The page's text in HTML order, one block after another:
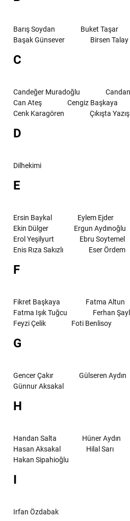
Barış Soydan
Buket Taşar
Başak Günsever
Birsen
C
Candeğer Muradoğlu
Candan
Can Ateş
Cengiz Başkaya
Cenk Karagören
Çıkışta
D
Dilhekimi
E
Ersin Baykal Eylem Ejder
Ekin Dülger
Ergun Aydınoğlu
Erol Yeşilyurt
Ebru Soytemel
Enis Rıza Sakızlı
Eser Ördem
F
Fikret Başkaya
Fatma Altun
Fatma Işık Tuğcu
Ferhan
Feyzi Çelik
Foti Benlisoy
G
Gencer Çakır
Gülseren Aydın
Günnur Aksakal
H
Handan Salta
Hüner Aydın
Hasan Aksakal
Hilal Sarı
Hakan Sipahioğlu
I
Irfan Özdabak